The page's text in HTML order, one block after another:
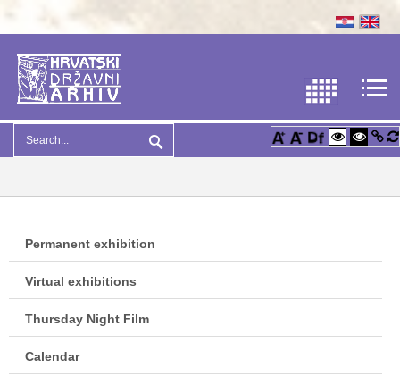
Permanent exhibition
Virtual exhibitions
Thursday Night Film
Calendar